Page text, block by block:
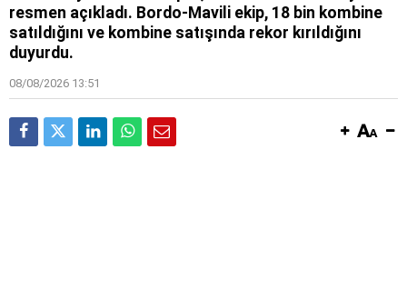
resmen açıkladı. Bordo-Mavili ekip, 18 bin kombine
satıldığını ve kombine satışında rekor kırıldığını
duyurdu.
08/08/2026 13:51